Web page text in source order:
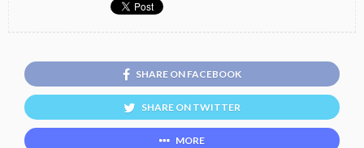
SHARE ON FACEBOOK
SHARE ON TWITTER
MORE